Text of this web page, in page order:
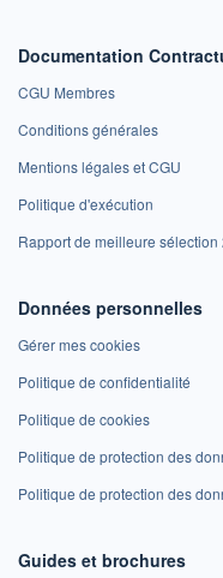
Documentation
CGU Membres
Conditions générales
Mentions légales et CGU
Politique d'exécution
Rapport de meilleure sélection
Données personnelles
Gérer mes cookies
Politique de confidentialité
Politique de cookies
Politique de protection des
Politique de protection des
Guides et brochures